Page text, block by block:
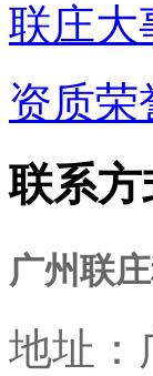
联庄大
资质荣
联系方
广州联
地址：